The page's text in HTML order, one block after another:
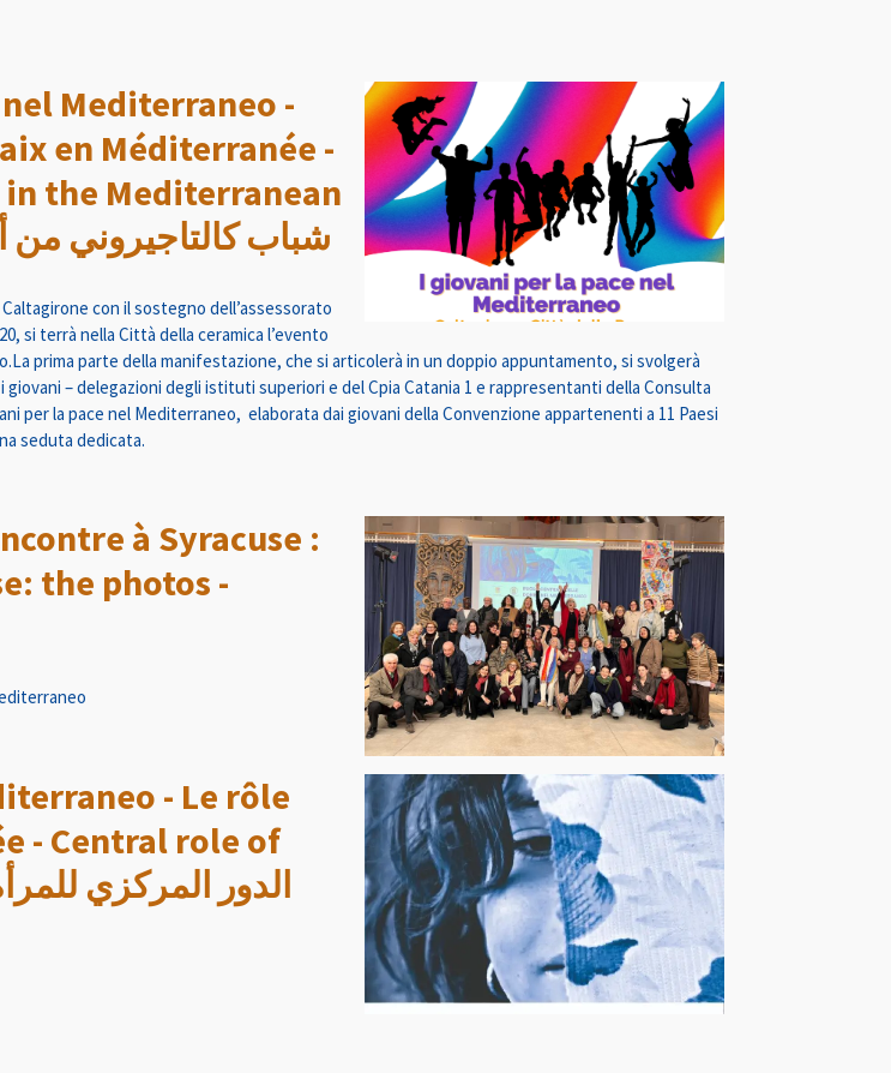
Mediterraneo -
en Méditerranée -
the Mediterranean
- شباب كالتاجيروني
con il sostegno dell’assessorato
si terrà nella Città della ceramica l’evento
prima parte della manifestazione, che si articolerà in un doppio appuntamento, si svolgerà
– delegazioni degli istituti superiori e del Cpia Catania 1 e rappresentanti della Consulta
per la pace nel Mediterraneo, elaborata dai giovani della Convenzione appartenenti a 11 Paesi
seduta dedicata.
à Syracuse :
the photos -
- Le rôle
- Central role of